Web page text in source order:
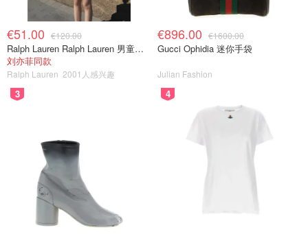
€51.00 €120.00
Ralph Lauren Ralph Lauren 男童亚麻衬衫
刘亦菲同款
Ralph Lauren 2001人感兴趣
€896.00 €1600.00
Gucci Ophidia 迷你手袋
Julian Fashion
3 4